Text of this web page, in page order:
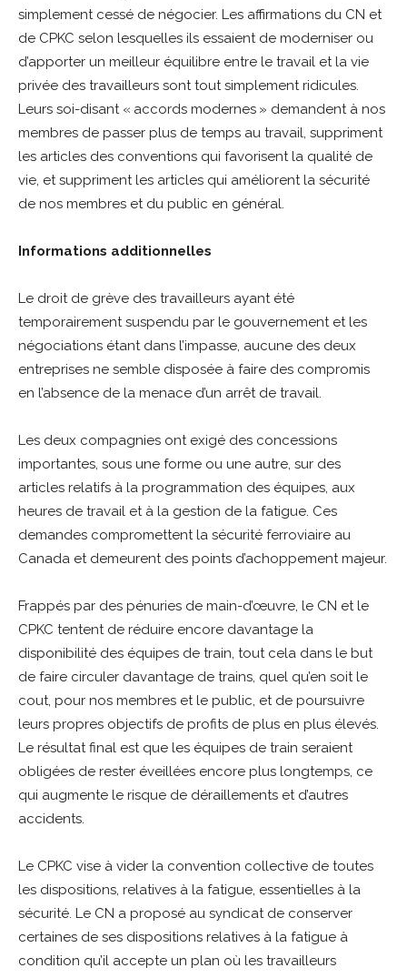
simplement cessé de négocier. Les affirmations du CN et
de CPKC selon lesquelles ils essaient de moderniser ou
d’apporter un meilleur équilibre entre le travail et la vie
privée des travailleurs sont tout simplement ridicules.
Leurs soi-disant « accords modernes » demandent à nos
membres de passer plus de temps au travail, suppriment
les articles des conventions qui favorisent la qualité de
vie, et suppriment les articles qui améliorent la sécurité
de nos membres et du public en général.
Informations additionnelles
Le droit de grève des travailleurs ayant été
temporairement suspendu par le gouvernement et les
négociations étant dans l’impasse, aucune des deux
entreprises ne semble disposée à faire des compromis
en l’absence de la menace d’un arrêt de travail.
Les deux compagnies ont exigé des concessions
importantes, sous une forme ou une autre, sur des
articles relatifs à la programmation des équipes, aux
heures de travail et à la gestion de la fatigue. Ces
demandes compromettent la sécurité ferroviaire au
Canada et demeurent des points d’achoppement majeur.
Frappés par des pénuries de main-d’œuvre, le CN et le
CPKC tentent de réduire encore davantage la
disponibilité des équipes de train, tout cela dans le but
de faire circuler davantage de trains, quel qu’en soit le
cout, pour nos membres et le public, et de poursuivre
leurs propres objectifs de profits de plus en plus élevés.
Le résultat final est que les équipes de train seraient
obligées de rester éveillées encore plus longtemps, ce
qui augmente le risque de déraillements et d’autres
accidents.
Le CPKC vise à vider la convention collective de toutes
les dispositions, relatives à la fatigue, essentielles à la
sécurité. Le CN a proposé au syndicat de conserver
certaines de ses dispositions relatives à la fatigue à
condition qu’il accepte un plan où les travailleurs